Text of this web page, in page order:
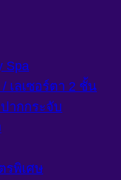
Spa
เลเซอร์ตา 2 ชั้น
ากกระจับ
พิเศษ